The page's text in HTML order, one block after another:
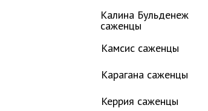
Калина Бульденеж
саженцы
Камсис саженцы
Карагана саженцы
Керрия саженцы